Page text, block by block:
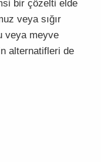
bir çözelti elde
veya sığır
veya meyve
alternatifleri de